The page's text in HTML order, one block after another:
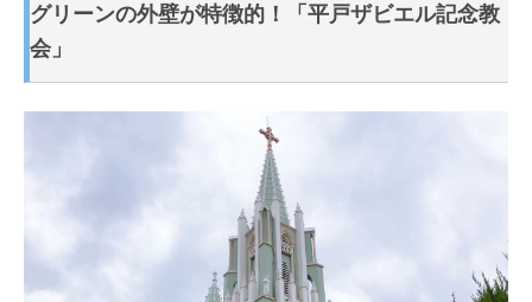
グリーンの外壁が特徴的！「平戸ザビエル記念教
会」